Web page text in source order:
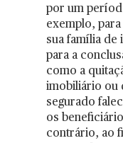
por um
exemplo,
sua família
para a
como a
imobiliário ou
segurado
os
contrário, ao